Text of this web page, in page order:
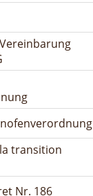
transition
Nr. 186